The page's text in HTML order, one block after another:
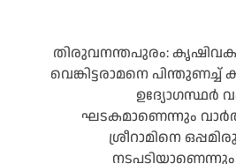
തിരുവനന്തപുരം:
വെങ്കിട്ടരാമനെ പിന്തുണച്ച്
ഉദ്യോഗസ്ഥർ
ഘടകമാണെന്നും
ശ്രീറാമിനെ
നടപടിയാണെന്നും